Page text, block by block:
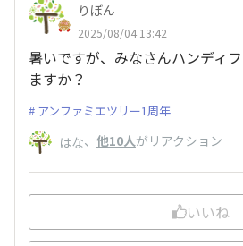
りぼん
2025/08/04 13:42
暑いですが、みなさんハンディ
ますか？
アンファミエツリー1周年
はな、 他10人がリアクション
いいね